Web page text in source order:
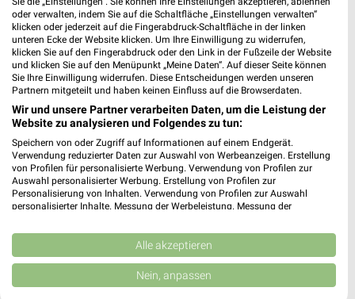
ALLE PROSPEKTE
Prospekte und Angebote von BKK 24
weitere Prospekte findest Du auf dieser Seite. Aktuelles rund
Angebote und Schnäppchen von BKK 24 im Blick. weekli stellt
Dir dabei die Online-Prospekte und tolle Angebote von BKK 24
immer aktuell zur Verfügung.
Top Städte
› Wuppertal
oder verwalten, indem Sie auf die Schaltfläche „Einstellungen verwalten“
klicken oder jederzeit auf die Fingerabdruck-Schaltfläche in der linken
unteren Ecke der Website klicken. Um Ihre Einwilligung zu widerrufen,
klicken Sie auf den Fingerabdruck oder den Link in der Fußzeile der Website
und klicken Sie auf den Menüpunkt „Meine Daten“. Auf dieser Seite können
Sie Ihre Einwilligung widerrufen. Diese Entscheidungen werden unseren
Partnern mitgeteilt und haben keinen Einfluss auf die Browserdaten.
Wir und unsere Partner verarbeiten Daten, um die Leistung der
Website zu analysieren und Folgendes zu tun:
Speichern von oder Zugriff auf Informationen auf einem Endgerät.
Verwendung reduzierter Daten zur Auswahl von Werbeanzeigen. Erstellung
von Profilen für personalisierte Werbung. Verwendung von Profilen zur
Auswahl personalisierter Werbung. Erstellung von Profilen zur
Personalisierung von Inhalten. Verwendung von Profilen zur Auswahl
personalisierter Inhalte. Messung der Werbeleistung. Messung der
Kombinationen von Daten aus verschiedenen Quellen. Entwicklung und
Verbesserung der Angebote. Verwendung reduzierter Daten zur Auswahl
von Inhalten.
Daten können außerhalb der Europäischen Union weitergegeben und in die
USA gesendet werden.
Alle akzeptieren
Nein, anpassen